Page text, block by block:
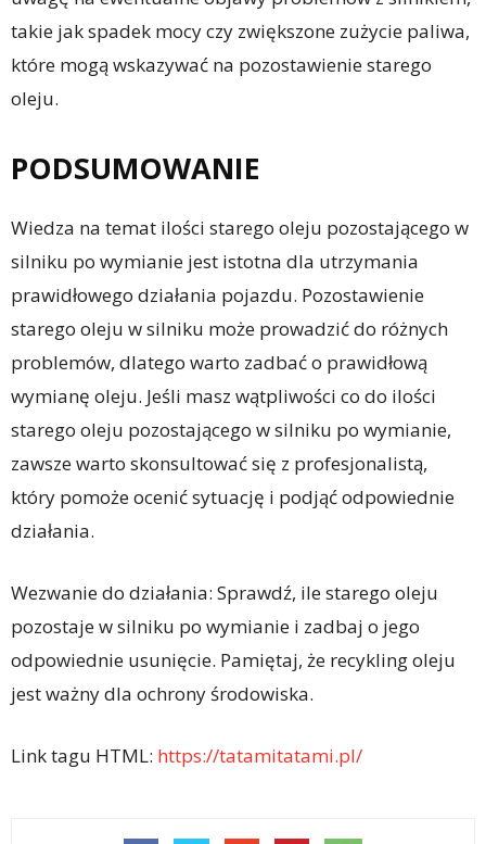
takie jak spadek mocy czy zwiększone zużycie paliwa,
które mogą wskazywać na pozostawienie starego
oleju.
PODSUMOWANIE
Wiedza na temat ilości starego oleju pozostającego w
silniku po wymianie jest istotna dla utrzymania
prawidłowego działania pojazdu. Pozostawienie
starego oleju w silniku może prowadzić do różnych
problemów, dlatego warto zadbać o prawidłową
wymianę oleju. Jeśli masz wątpliwości co do ilości
starego oleju pozostającego w silniku po wymianie,
zawsze warto skonsultować się z profesjonalistą,
który pomoże ocenić sytuację i podjąć odpowiednie
działania.
Wezwanie do działania: Sprawdź, ile starego oleju
pozostaje w silniku po wymianie i zadbaj o jego
odpowiednie usunięcie. Pamiętaj, że recykling oleju
jest ważny dla ochrony środowiska.
Link tagu HTML: https://tatamitatami.pl/